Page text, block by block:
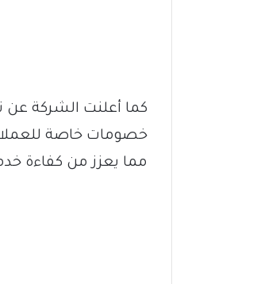
خصومات خاصة للعملاء
مما يعزز من كفاءة